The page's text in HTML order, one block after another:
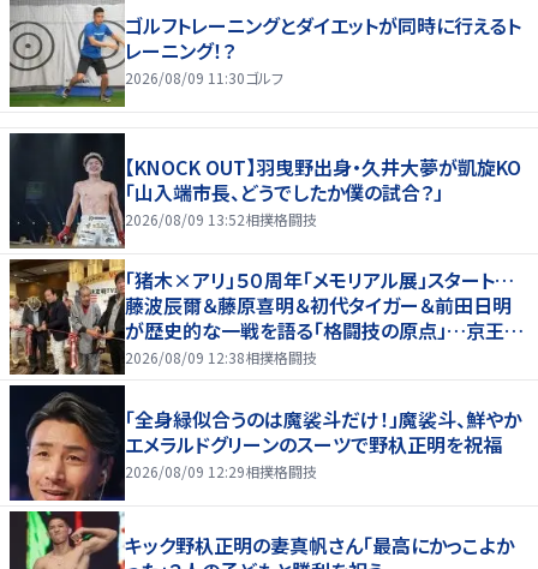
ゴルフトレーニングとダイエットが同時に行えるト
レーニング！？
2026/08/09 11:30ゴルフ
【KNOCK OUT】羽曳野出身・久井大夢が凱旋KO
「山入端市長、どうでしたか僕の試合？」
2026/08/09 13:52相撲格闘技
「猪木×アリ」５０周年「メモリアル展」スタート…
藤波辰爾＆藤原喜明＆初代タイガー＆前田日明
が歴史的な一戦を語る「格闘技の原点」…京王プ
ラザホテルで３１日まで
2026/08/09 12:38相撲格闘技
「全身緑似合うのは魔裟斗だけ！」魔裟斗、鮮やか
エメラルドグリーンのスーツで野杁正明を祝福
2026/08/09 12:29相撲格闘技
キック野杁正明の妻真帆さん「最高にかっこよか